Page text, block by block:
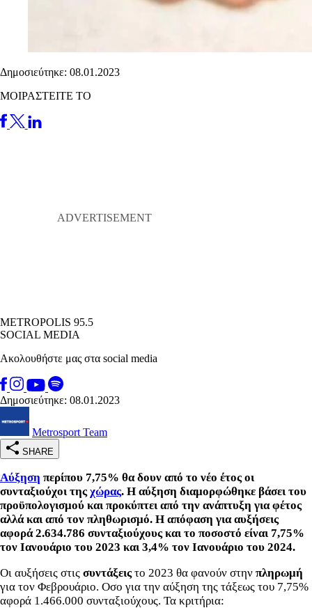
Δημοσιεύτηκε: 08.01.2023
ΜΟΙΡΑΣΤΕΙΤΕ ΤΟ
METROPOLIS 95.5
SOCIAL MEDIA
Ακολουθήστε μας στα social media
Δημοσιεύτηκε: 08.01.2023
Metrosport Team
SHARE
Αύξηση περίπου 7,75% θα δουν από το νέο έτος οι
συνταξιούχοι τηςχώρας. Η αύξηση διαμορφώθηκε βάσει του
προϋπολογισμού και προκύπτει από την ανάπτυξη για φέτος
αλλά και από τον πληθωρισμό. Η απόφαση για αυξήσεις
αφορά 2.634.786 συνταξιούχους και το ποσοστό είναι 7,75%
τον Ιανουάριο του 2023 και 3,4% τον Ιανουάριο του 2024.
Οι αυξήσεις στις συντάξειςτο 2023 θα φανούν στην πληρωμή
για τον Φεβρουάριο. Οσο για την αύξηση της τάξεως του 7,75%
αφορά 1.466.000 συνταξιούχους. Τα κριτήρια: